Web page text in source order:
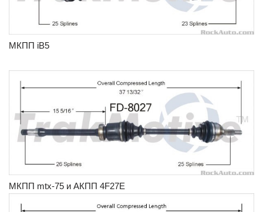
МКПП iB5
МКПП mtx-75 и АКПП 4F27E